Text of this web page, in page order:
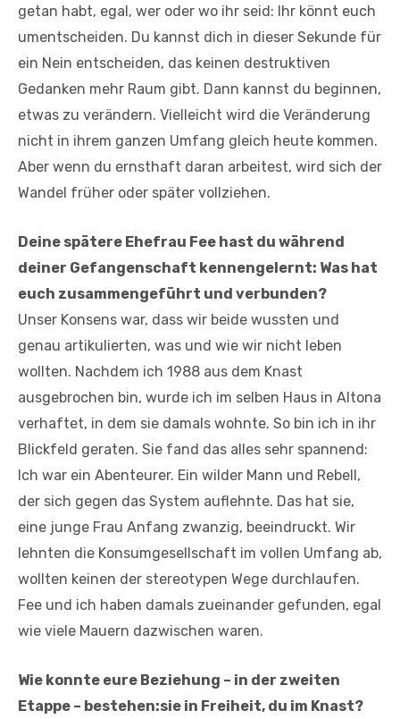
getan habt, egal, wer oder wo ihr seid: Ihr könnt euch
umentscheiden. Du kannst dich in dieser Sekunde für
ein Nein entscheiden, das keinen destruktiven
Gedanken mehr Raum gibt. Dann kannst du beginnen,
etwas zu verändern. Vielleicht wird die Veränderung
nicht in ihrem ganzen Umfang gleich heute kommen.
Aber wenn du ernsthaft daran arbeitest, wird sich der
Wandel früher oder später vollziehen.
Deine spätere Ehefrau Fee hast du während
deiner Gefangenschaft kennengelernt: Was hat
euch zusammengeführt und verbunden?
Unser Konsens war, dass wir beide wussten und
genau artikulierten, was und wie wir nicht leben
wollten. Nachdem ich 1988 aus dem Knast
ausgebrochen bin, wurde ich im selben Haus in Altona
verhaftet, in dem sie damals wohnte. So bin ich in ihr
Blickfeld geraten. Sie fand das alles sehr spannend:
Ich war ein Abenteurer. Ein wilder Mann und Rebell,
der sich gegen das System auflehnte. Das hat sie,
eine junge Frau Anfang zwanzig, beeindruckt. Wir
lehnten die Konsumgesellschaft im vollen Umfang ab,
wollten keinen der stereotypen Wege durchlaufen.
Fee und ich haben damals zueinander gefunden, egal
wie viele Mauern dazwischen waren.
Wie konnte eure Beziehung – in der zweiten
Etappe – bestehen:sie in Freiheit, du im Knast?